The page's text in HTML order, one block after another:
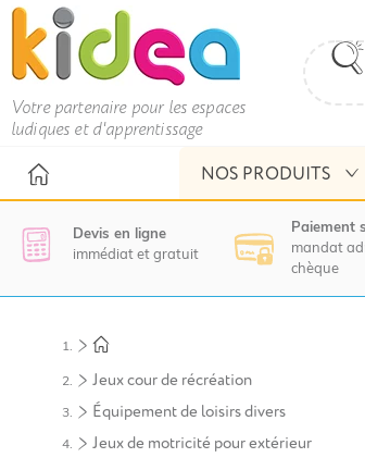
Votre partenaire pour les espaces
ludiques et d'apprentissage
NOS PRODUITS
Devis en ligne
immédiat et gratuit
Paiement
mandat
chèque
invitons
contacter
service
Jeux cour de récréation
Équipement de loisirs divers
Jeux de motricité pour extérieur